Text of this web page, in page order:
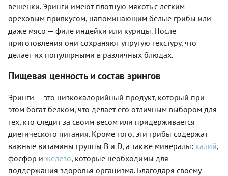
вешенки. Эринги имеют плотную мякоть с легким
ореховым привкусом, напоминающим белые грибы или
даже мясо — филе индейки или курицы. После
приготовления они сохраняют упругую текстуру, что
делает их популярными в различных блюдах.
Пищевая ценность и состав эрингов
Эринги — это низкокалорийный продукт, который при
этом богат белком, что делает его отличным выбором для
тех, кто следит за своим весом или придерживается
диетического питания. Кроме того, эти грибы содержат
важные витамины группы B и D, а также минералы: калий,
фосфор и железо, которые необходимы для
поддержания здоровья организма. Благодаря своему